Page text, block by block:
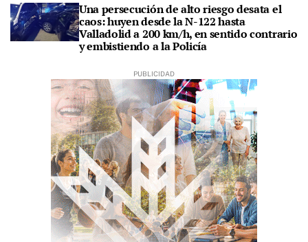
Una persecución de alto riesgo desata el
caos: huyen desde la N-122 hasta
Valladolid a 200 km/h, en sentido contrario
y embistiendo a la Policía